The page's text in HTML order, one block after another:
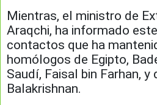
Mientras, el ministro de
Araqchi, ha informado
contactos que ha
homólogos de Egipto,
Saudí, Faisal bin Farhan, y
Balakrishnan.